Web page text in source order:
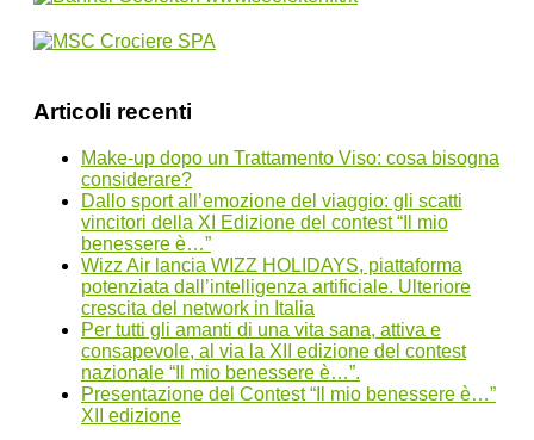
Articoli recenti
Make-up dopo un Trattamento Viso: cosa bisogna
considerare?
Dallo sport all’emozione del viaggio: gli scatti
vincitori della XI Edizione del contest “Il mio
benessere è…”
Wizz Air lancia WIZZ HOLIDAYS, piattaforma
potenziata dall’intelligenza artificiale. Ulteriore
crescita del network in Italia
Per tutti gli amanti di una vita sana, attiva e
consapevole, al via la XII edizione del contest
nazionale “Il mio benessere è…”.
Presentazione del Contest “Il mio benessere è…”
XII edizione